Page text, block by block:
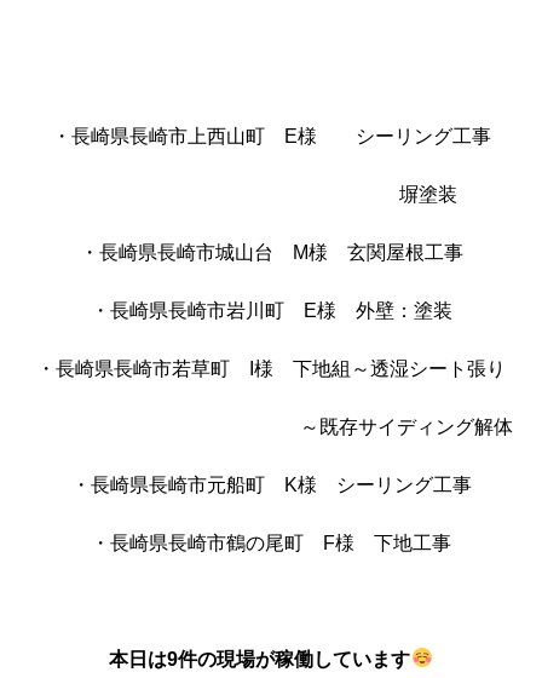
・長崎県長崎市上西山町 E様 シーリング工事
塀塗装
・長崎県長崎市城山台 M様 玄関屋根工事
・長崎県長崎市岩川町 E様 外壁：塗装
・長崎県長崎市若草町 I様 下地組～透湿シート張り
～既存サイディング解体
・長崎県長崎市元船町 K様 シーリング工事
・長崎県長崎市鶴の尾町 F様 下地工事
本日は9件の現場が稼働しています